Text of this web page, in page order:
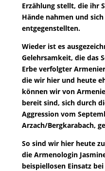
Erzählung stellt, die ihr
Hände nahmen und
entgegenstellten.
Wieder ist es
Gelehrsamkeit, die das
Erbe verfolgter
die wir hier und heute
können wir von
bereit sind, sich durch
Aggression vom
Arzach/Bergkarabach,
So sind wir hier heute
die Armenologin
beispiellosen Einsatz